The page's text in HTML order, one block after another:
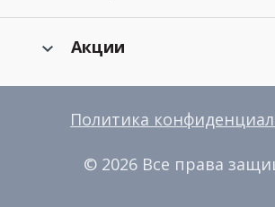
Акции
Политика
© 2026 Все права